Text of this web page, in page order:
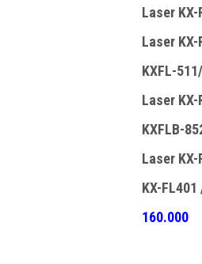
Laser
Laser KX-
KXFL-
Laser KX-
KXFLB-
Laser KX-
KX-
160.000